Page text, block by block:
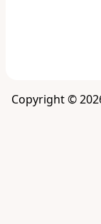
Copyright ©